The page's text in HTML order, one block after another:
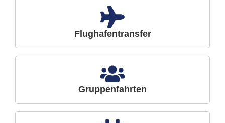
Flughafentransfer
Gruppenfahrten